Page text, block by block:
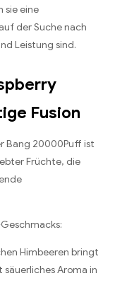
sie eine
der Suche nach
Leistung sind.
Fusion
Bang 20000Puff ist
Früchte, die
Himbeeren bringt
Aroma in